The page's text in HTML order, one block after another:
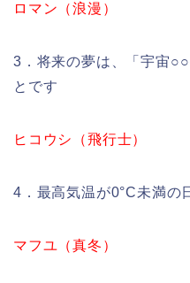
ロマン（浪漫）
3．将来の夢は、「宇宙
とです
ヒコウシ（飛行士）
4．最高気温が0°C未満の
マフユ（真冬）